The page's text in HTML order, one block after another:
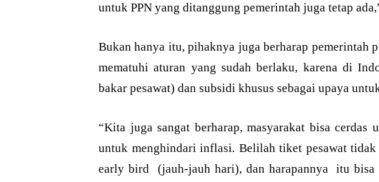
untuk PPN yang ditanggung pemerintah juga tetap
Bukan hanya itu, pihaknya juga berharap pemerintah
mematuhi aturan yang sudah berlaku, karena di
bakar pesawat) dan subsidi khusus sebagai upaya
“Kita juga sangat berharap, masyarakat bisa cerdas
untuk menghindari inflasi. Belilah tiket pesawat
early bird (jauh-jauh hari), dan harapannya itu bisa